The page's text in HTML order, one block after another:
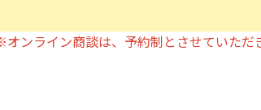
ンライン商談は、予約制とさせていただ